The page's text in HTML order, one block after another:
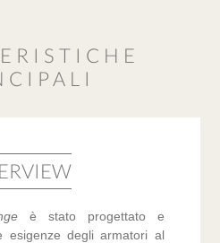
è stato progettato e
esigenze degli armatori al